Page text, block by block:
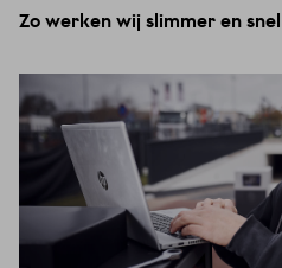
Zo werken wij slimmer en